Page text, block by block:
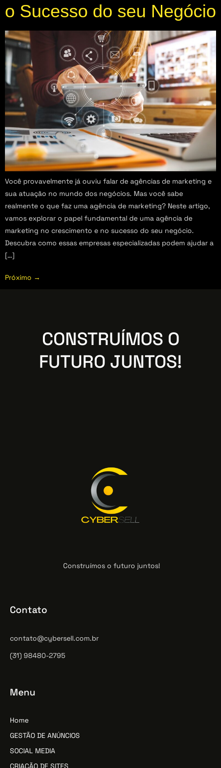
o Sucesso do seu Negócio
Você provavelmente já ouviu falar de agências de marketing e
sua atuação no mundo dos negócios. Mas você sabe
realmente o que faz uma agência de marketing? Neste artigo,
vamos explorar o papel fundamental de uma agência de
marketing no crescimento e no sucesso do seu negócio.
Descubra como essas empresas especializadas podem ajudar a
[…]
Próximo →
CONSTRUÍMOS O
FUTURO JUNTOS!
Construímos o futuro juntos!
Contato
contato@cybersell.com.br
(31) 98480-2795
Menu
Home
GESTÃO DE ANÚNCIOS
SOCIAL MEDIA
CRIAÇÃO DE SITES